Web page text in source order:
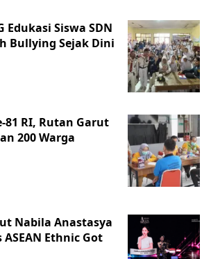
Edukasi Siswa SDN
Bullying Sejak Dini
81 RI, Rutan Garut
200 Warga
Nabila Anastasya
Ethnic Got